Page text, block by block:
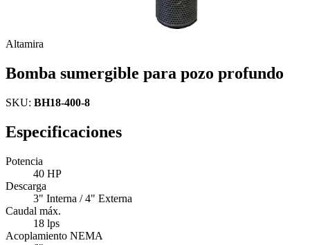
Altamira
Bomba sumergible para pozo profundo
SKU: BH18-400-8
Especificaciones
Potencia
40 HP
Descarga
3" Interna / 4" Externa
Caudal máx.
18 lps
Acoplamiento NEMA